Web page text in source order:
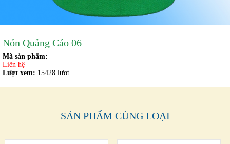
Nón Quảng Cáo 06
Mã sản phẩm:
Liên hệ
Lượt xem: 15428 lượt
SẢN PHẨM CÙNG LOẠI